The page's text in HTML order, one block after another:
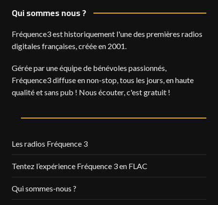
Qui sommes nous ?
Fréquence3 est historiquement l'une des premières radios
digitales françaises, créée en 2001.
Gérée par une équipe de bénévoles passionnés,
Fréquence3 diffuse en non-stop, tous les jours, en haute
qualité et sans pub ! Nous écouter, c'est gratuit !
Les radios Fréquence 3
Tentez l’expérience Fréquence 3 en FLAC
Qui sommes-nous ?